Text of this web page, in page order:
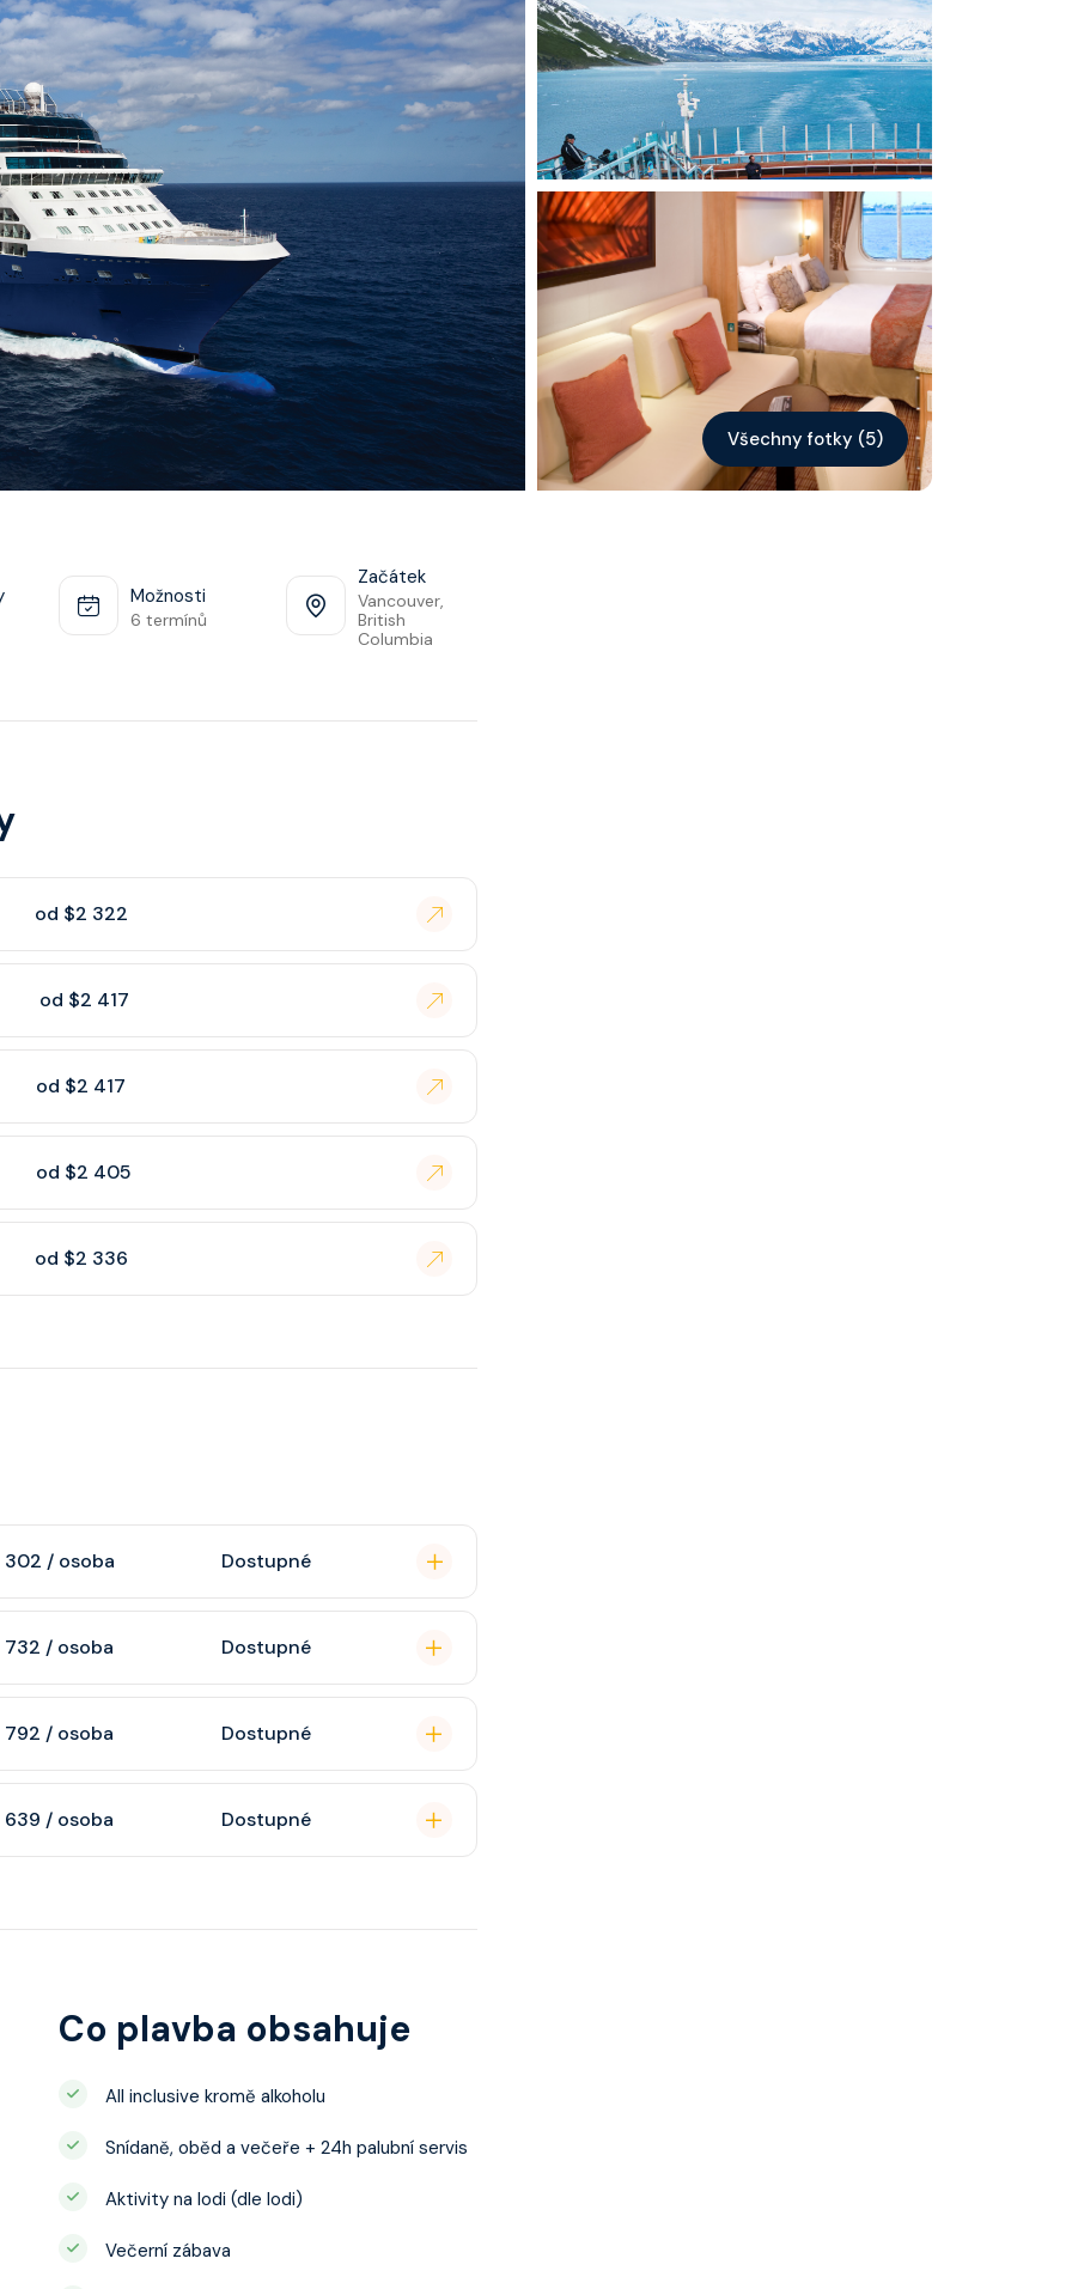
Kontakt
Vyhledat plavbu
Všechny fotky (5)
Možnosti
6 termínů
Začátek
Vancouver,
British
Columbia
od $2 322
od $2 417
od $2 417
od $2 405
od $2 336
302 / osoba Dostupné
koupelnu se
732 / osoba Dostupné
koupelnu
TV,
velikost
792 / osoba Dostupné
interaktivní
639 / osoba Dostupné
šatnu,
Co plavba obsahuje
All inclusive kromě alkoholu
Snídaně, oběd a večeře + 24h palubní servis
Aktivity na lodi (dle lodi)
Večerní zábava